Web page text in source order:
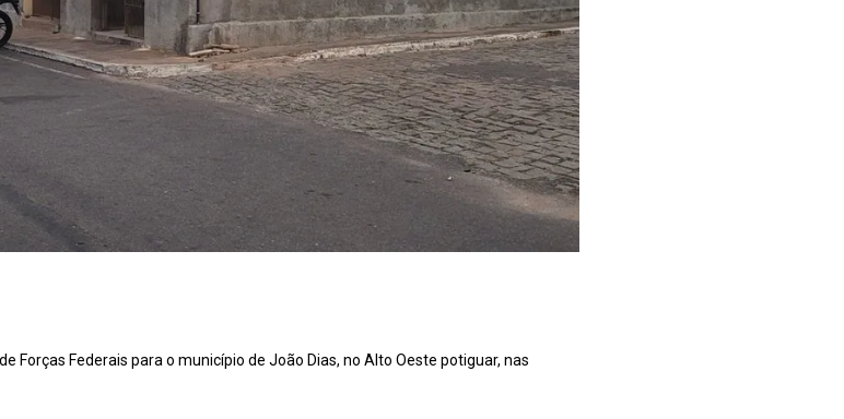
Forças Federais para o município de João Dias, no Alto Oeste potiguar, nas